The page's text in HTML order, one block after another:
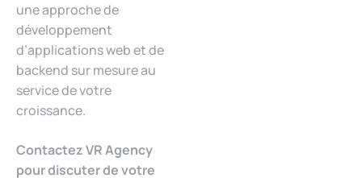
une approche de
développement
d’applications web et de
backend sur mesure au
service de votre
croissance.
Contactez VR Agency
pour discuter de votre